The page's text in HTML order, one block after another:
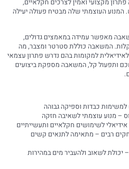
מקצועי ואמין לצרכים חקלאיים,
המנוע העוצמתי שלה מבטיח פעולה יעילה
מאפשר עמידה במאמצים גדולים,
המשאבה כוללת סטרטר ומצבר, מה
למקומות בהם נדרש פתרון עצמאי
ותפעול קל, המשאבה מספקת ביצועים
אידיאלי לשימושים חקלאיים ותעשייתיים
רבים – מתאימה לתנאים קשים
יכולת לשאוב ולהעביר מים במהירות